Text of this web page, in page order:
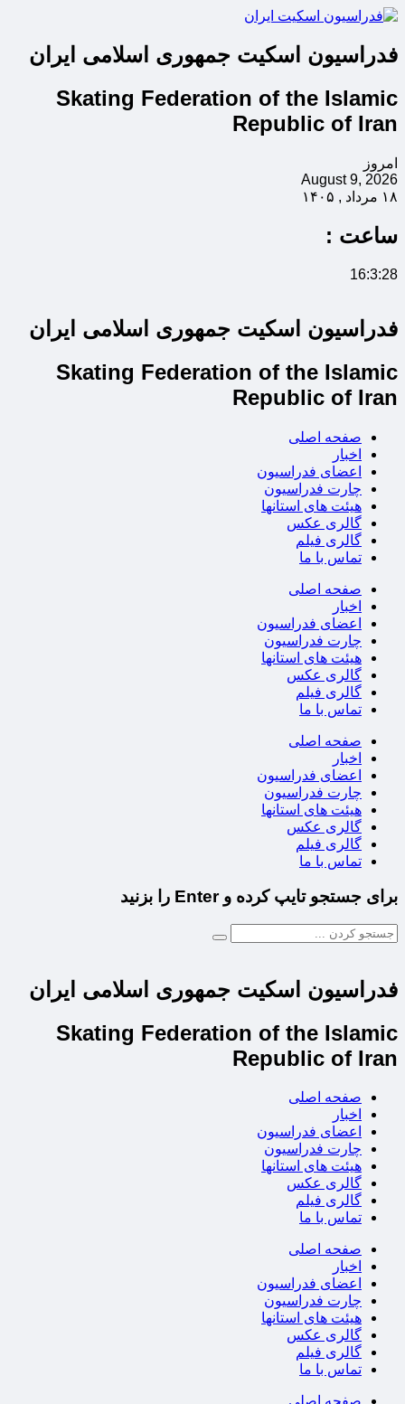
فدراسیون اسکیت جمهوری اسلامی ایران
Skating Federation of the Islamic
Republic of Iran
امروز
August 9, 2026
۱۸ مرداد , ۱۴۰۵
ساعت :
16:3:28
فدراسیون اسکیت جمهوری اسلامی ایران
Skating Federation of the Islamic
Republic of Iran
صفحه اصلی
اخبار
اعضای فدراسیون
چارت فدراسیون
هیئت های استانها
گالری عکس
گالری فیلم
تماس با ما
صفحه اصلی
اخبار
اعضای فدراسیون
چارت فدراسیون
هیئت های استانها
گالری عکس
گالری فیلم
تماس با ما
صفحه اصلی
اخبار
اعضای فدراسیون
چارت فدراسیون
هیئت های استانها
گالری عکس
گالری فیلم
تماس با ما
برای جستجو تایپ کرده و Enter را بزنید
فدراسیون اسکیت جمهوری اسلامی ایران
Skating Federation of the Islamic
Republic of Iran
صفحه اصلی
اخبار
اعضای فدراسیون
چارت فدراسیون
هیئت های استانها
گالری عکس
گالری فیلم
تماس با ما
صفحه اصلی
اخبار
اعضای فدراسیون
چارت فدراسیون
هیئت های استانها
گالری عکس
گالری فیلم
تماس با ما